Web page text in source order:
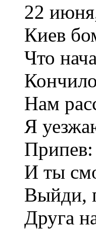
22
Киев
Что
Нам
Я
Припев:
И ты
Выйди,
Друга